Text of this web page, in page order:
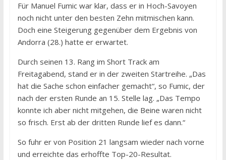
Für Manuel Fumic war klar, dass er in Hoch-Savoyen
noch nicht unter den besten Zehn mitmischen kann.
Doch eine Steigerung gegenüber dem Ergebnis von
Andorra (28.) hatte er erwartet.
Durch seinen 13. Rang im Short Track am
Freitagabend, stand er in der zweiten Startreihe. „Das
hat die Sache schon einfacher gemacht“, so Fumic, der
nach der ersten Runde an 15. Stelle lag. „Das Tempo
konnte ich aber nicht mitgehen, die Beine waren nicht
so frisch. Erst ab der dritten Runde lief es dann.“
So fuhr er von Position 21 langsam wieder nach vorne
und erreichte das erhoffte Top-20-Resultat.